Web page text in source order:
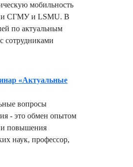
мобильность
СГМУ и LSMU. В
по актуальным
сотрудниками
«Актуальные
вопросы
- это обмен опытом
и повышения
наук, профессор,